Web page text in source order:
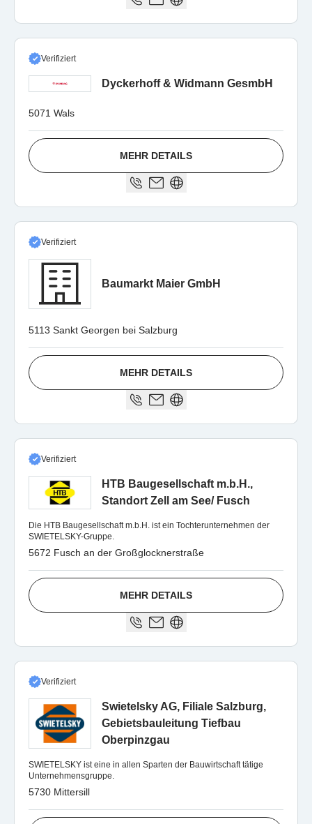
Verifiziert
Dyckerhoff & Widmann GesmbH
5071 Wals
MEHR DETAILS
Verifiziert
Baumarkt Maier GmbH
5113 Sankt Georgen bei Salzburg
MEHR DETAILS
Verifiziert
HTB Baugesellschaft m.b.H.,
Standort Zell am See/ Fusch
Die HTB Baugesellschaft m.b.H. ist ein Tochterunternehmen der
SWIETELSKY-Gruppe.
5672 Fusch an der Großglocknerstraße
MEHR DETAILS
Verifiziert
Swietelsky AG, Filiale Salzburg,
Gebietsbauleitung Tiefbau
Oberpinzgau
SWIETELSKY ist eine in allen Sparten der Bauwirtschaft tätige
Unternehmensgruppe.
5730 Mittersill